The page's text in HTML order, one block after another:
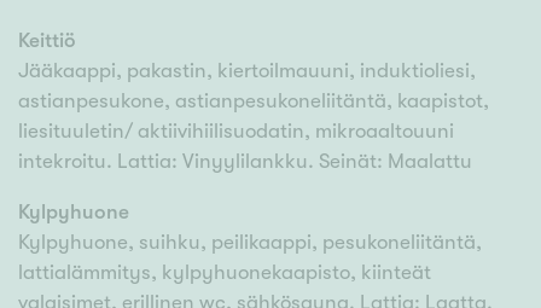
Keittiö
Jääkaappi, pakastin, kiertoilmauuni, induktioliesi,
astianpesukone, astianpesukoneliitäntä, kaapistot,
liesituuletin/ aktiivihiilisuodatin, mikroaaltouuni
intekroitu. Lattia: Vinyylilankku. Seinät: Maalattu
Kylpyhuone
Kylpyhuone, suihku, peilikaappi, pesukoneliitäntä,
lattialämmitys, kylpyhuonekaapisto, kiinteät
valaisimet, erillinen wc, sähkösauna. Lattia: Laatta.